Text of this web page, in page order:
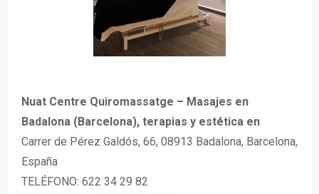
Nuat Centre Quiromassatge – Masajes en
Badalona (Barcelona), terapias y estética en
Carrer de Pérez Galdós, 66, 08913 Badalona, Barcelona,
España
TELÉFONO: 622 34 29 82